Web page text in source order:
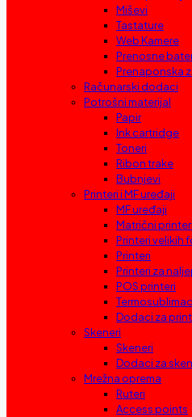
Miševi
Tastature
Web Kamere
Prenosne
Prenaponska
Računarski dodaci
Potrošni materijal
Papir
Ink cartridge
Toneri
Ribon trake
Bubnjevi
Printeri i MF uređaji
MF uređaji
Matrični printeri
Printeri velikih
Printeri
Printeri za
POS printeri
Dodaci za
Skeneri
Skeneri
Dodaci za
Mrežna oprema
Ruteri
Access points